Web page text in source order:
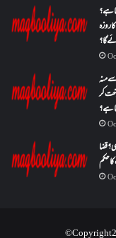
ہے؟
روزہ
گا؟
منہ
کر
ہے؟
قضا
حکم
© Copyright